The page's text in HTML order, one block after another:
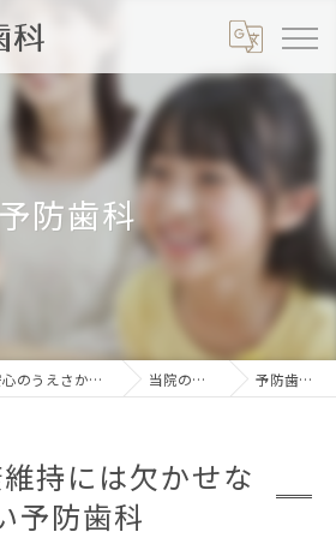
予防歯科
箕面市の歯医者なら安心のうえさか歯科 当院の特徴 予防歯科
持には欠かせな
予防歯科